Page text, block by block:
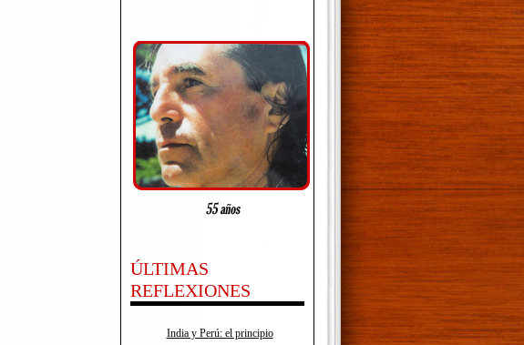
ÚLTIMAS
REFLEXIONES
India y Perú: el principio